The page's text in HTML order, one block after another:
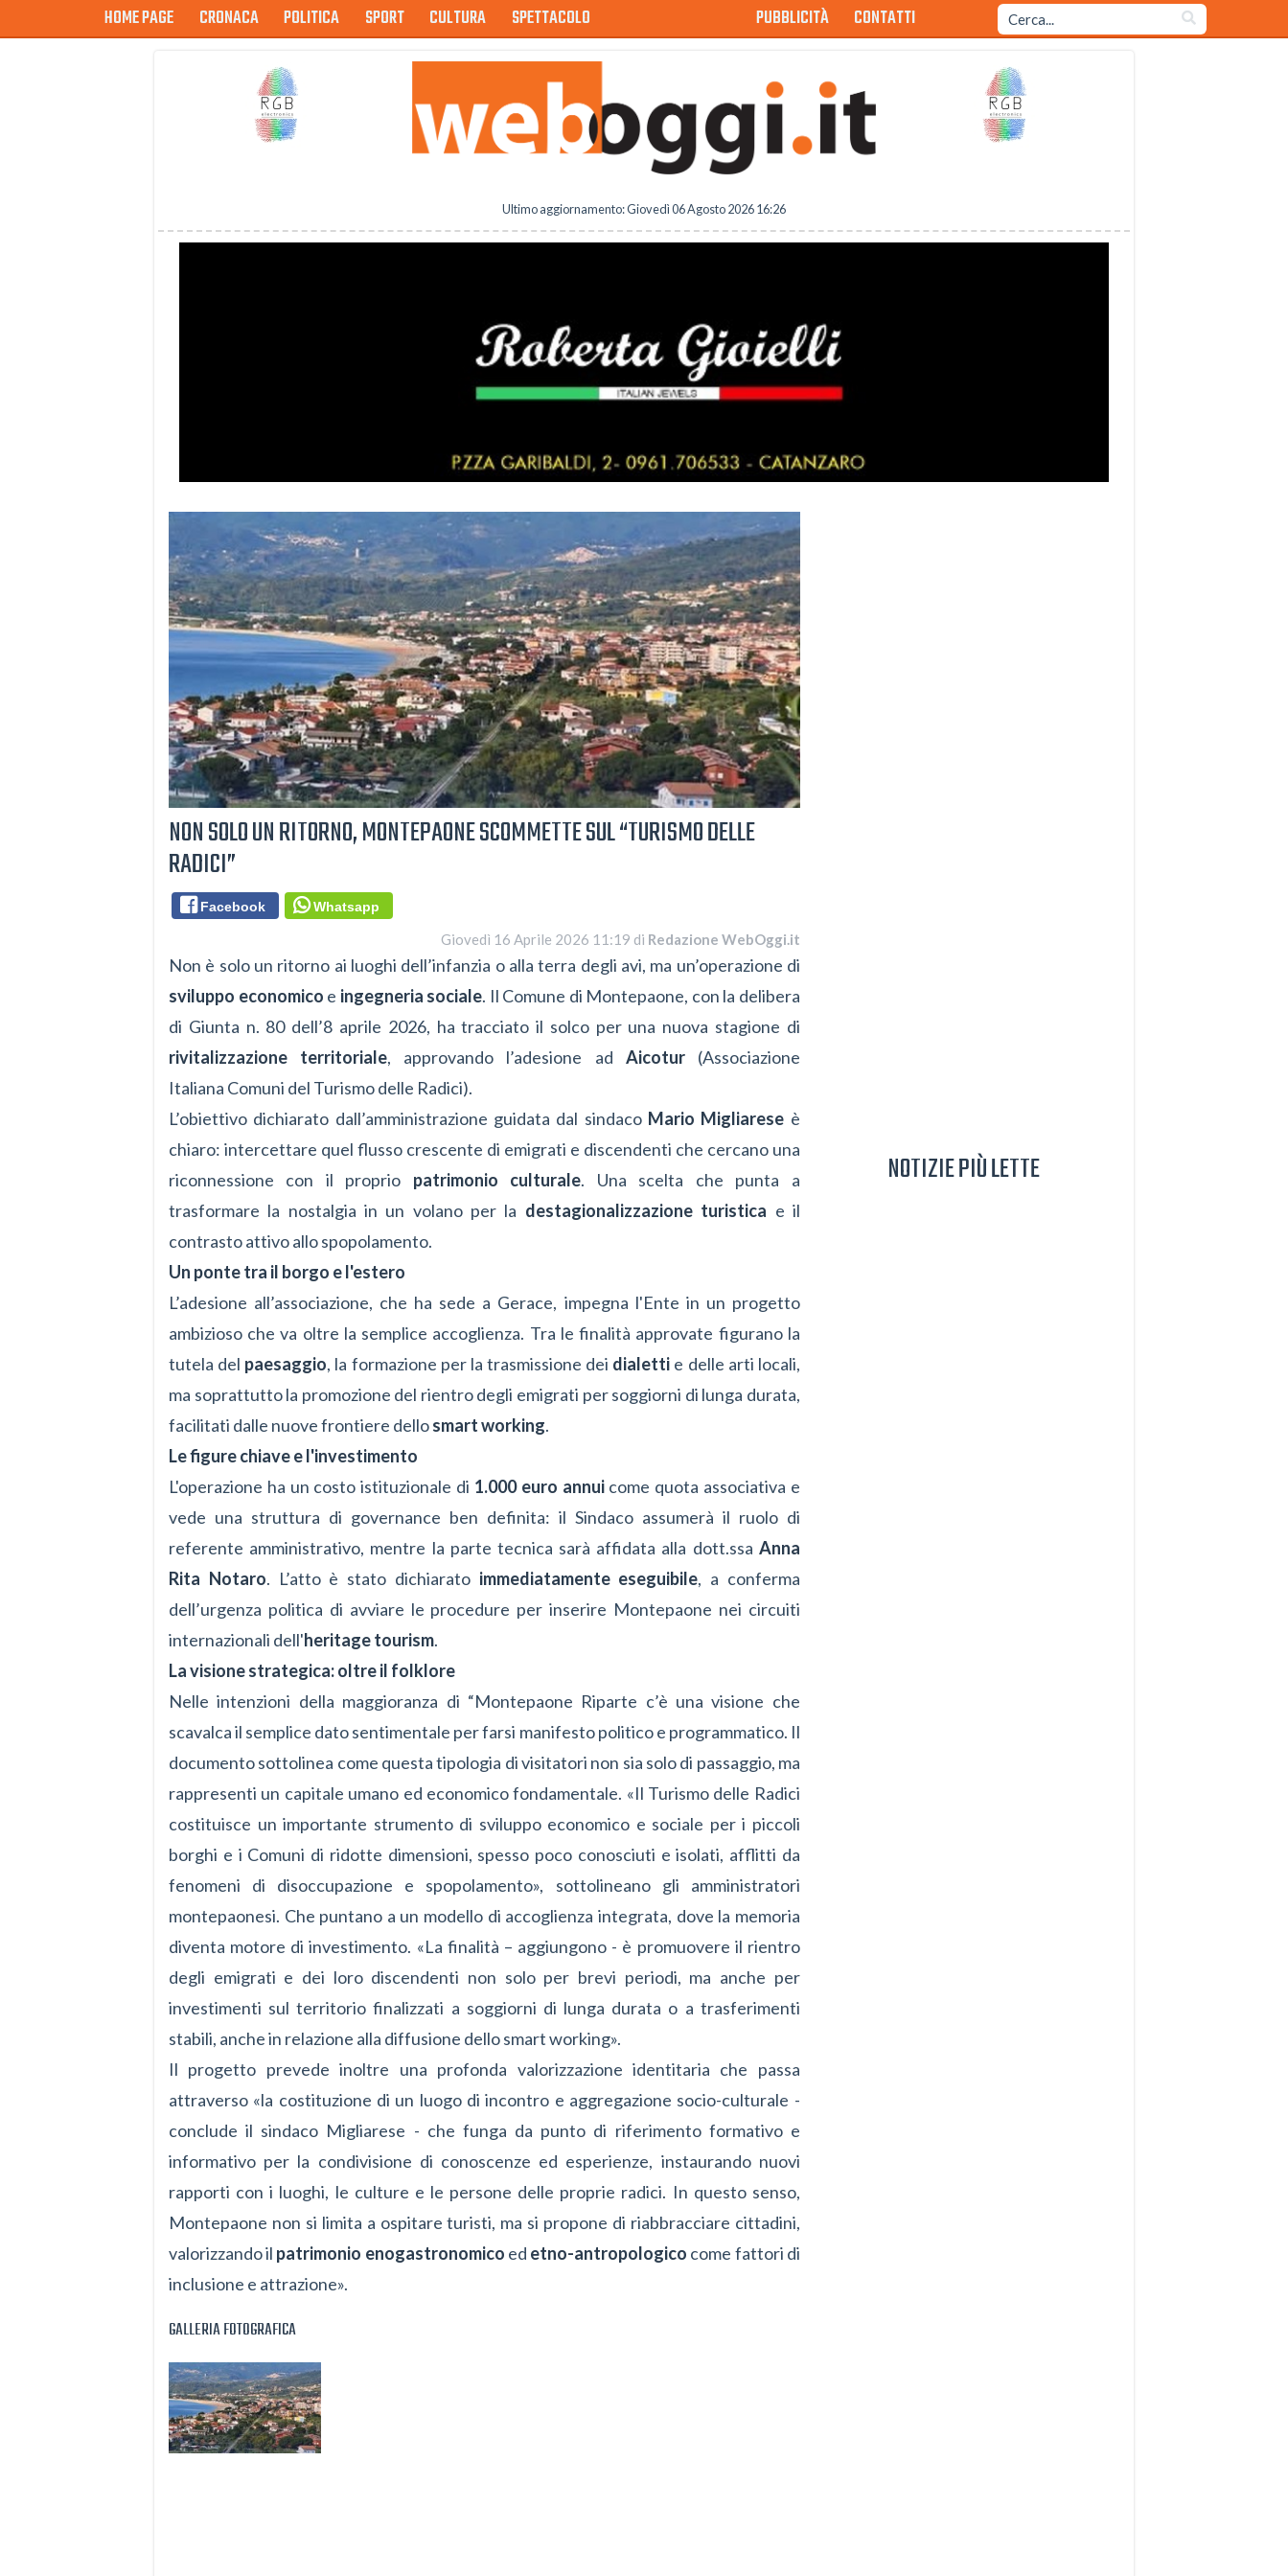
HOME PAGE CRONACA POLITICA SPORT CULTURA SPETTACOLO PUBBLICITÀ CONTATTI
Ultimo aggiornamento: Giovedì 06 Agosto 2026 16:26
NON SOLO UN RITORNO, MONTEPAONE SCOMMETTE SUL “TURISMO DELLE
RADICI”
Facebook Whatsapp
Giovedì 16 Aprile 2026 11:19 di Redazione WebOggi.it
Non è solo un ritorno ai luoghi dell’infanzia o alla terra degli avi, ma un’operazione di
sviluppo economico e ingegneria sociale. Il Comune di Montepaone, con la delibera
di Giunta n. 80 dell’8 aprile 2026, ha tracciato il solco per una nuova stagione di
rivitalizzazione territoriale, approvando l’adesione ad Aicotur(Associazione
Italiana Comuni del Turismo delle Radici).
L’obiettivo dichiarato dall’amministrazione guidata dal sindaco Mario Migliarese è
chiaro: intercettare quel flusso crescente di emigrati e discendenti che cercano una
riconnessione con il proprio patrimonio culturale. Una scelta che punta a
trasformare la nostalgia in un volano per la destagionalizzazione turistica e il
contrasto attivo allo spopolamento.
Un ponte tra il borgo e l'estero
L’adesione all’associazione, che ha sede a Gerace, impegna l'Ente in un progetto
ambizioso che va oltre la semplice accoglienza. Tra le finalità approvate figurano la
tutela del paesaggio, la formazione per la trasmissione dei dialetti e delle arti locali,
ma soprattutto la promozione del rientro degli emigrati per soggiorni di lunga durata,
facilitati dalle nuove frontiere dellosmart working.
Le figure chiave e l'investimento
L'operazione ha un costo istituzionale di 1.000 euro annuicome quota associativa e
vede una struttura di governance ben definita: il Sindaco assumerà il ruolo di
referente amministrativo, mentre la parte tecnica sarà affidata alla dott.ssa Anna
Rita Notaro. L’atto è stato dichiarato immediatamente eseguibile, a conferma
dell’urgenza politica di avviare le procedure per inserire Montepaone nei circuiti
internazionali dell'heritage tourism.
La visione strategica: oltre il folklore
Nelle intenzioni della maggioranza di “Montepaone Riparte c’è una visione che
scavalca il semplice dato sentimentale per farsi manifesto politico e programmatico. Il
documento sottolinea come questa tipologia di visitatori non sia solo di passaggio, ma
rappresenti un capitale umano ed economico fondamentale. «Il Turismo delle Radici
costituisce un importante strumento di sviluppo economico e sociale per i piccoli
borghi e i Comuni di ridotte dimensioni, spesso poco conosciuti e isolati, afflitti da
fenomeni di disoccupazione e spopolamento», sottolineano gli amministratori
montepaonesi. Che puntano a un modello di accoglienza integrata, dove la memoria
diventa motore di investimento. «La finalità – aggiungono - è promuovere il rientro
degli emigrati e dei loro discendenti non solo per brevi periodi, ma anche per
investimenti sul territorio finalizzati a soggiorni di lunga durata o a trasferimenti
stabili, anche in relazione alla diffusione dello smart working».
Il progetto prevede inoltre una profonda valorizzazione identitaria che passa
attraverso «la costituzione di un luogo di incontro e aggregazione socio-culturale -
conclude il sindaco Migliarese - che funga da punto di riferimento formativo e
informativo per la condivisione di conoscenze ed esperienze, instaurando nuovi
rapporti con i luoghi, le culture e le persone delle proprie radici. In questo senso,
Montepaone non si limita a ospitare turisti, ma si propone di riabbracciare cittadini,
valorizzando il patrimonio enogastronomico ed etno-antropologico come fattori di
inclusione e attrazione».
GALLERIA FOTOGRAFICA
NOTIZIE PIÙ LETTE